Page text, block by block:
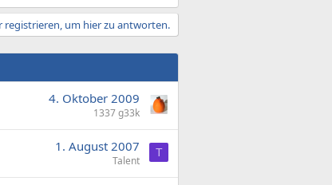
registrieren, um hier zu antworten.
4. Oktober 2009
1337 g33k
1. August 2007
Talent
T